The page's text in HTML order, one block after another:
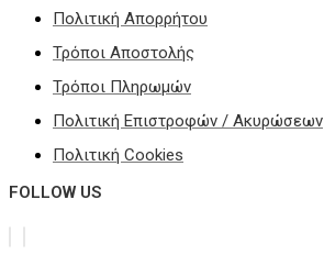
Πολιτική Απορρήτου
Τρόποι Αποστολής
Τρόποι Πληρωμών
Πολιτική Επιστροφών / Ακυρώσεων
Πολιτική Cookies
FOLLOW US